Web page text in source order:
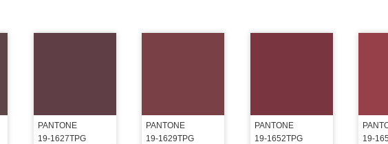
PANTONE
19-1627TPG
PANTONE
19-1629TPG
PANTONE
19-1652TPG
19-